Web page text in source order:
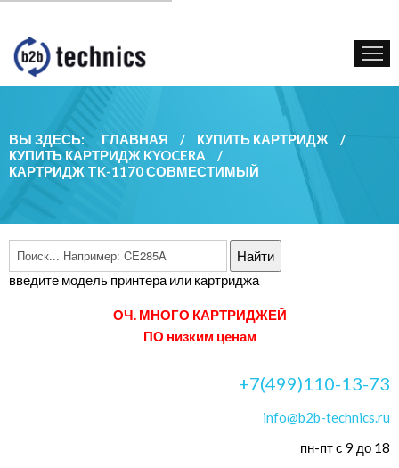
КУПИТЬ КАРТРИДЖ
ГОС. УЧРЕЖДЕНИЯМ
КОНТАКТЫ
ВЫ ЗДЕСЬ: ГЛАВНАЯ / КУПИТЬ КАРТРИДЖ
/
КУПИТЬ КАРТРИДЖ KYOCERA
/
КАРТРИДЖ TK-1170 СОВМЕСТИМЫЙ
введите модель принтера или картриджа
ОЧ. МНОГО КАРТРИДЖЕЙ
ПО низким ценам
+7(499)110-13-73
info@b2b-technics.ru
пн-пт с 9 до 18